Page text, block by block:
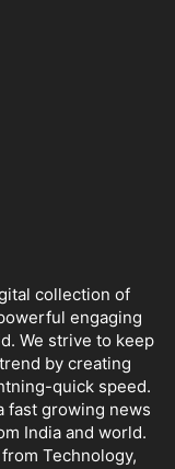
collection of
engaging
We strive to keep
by creating
quick speed.
fast growing news
India and world.
Technology,